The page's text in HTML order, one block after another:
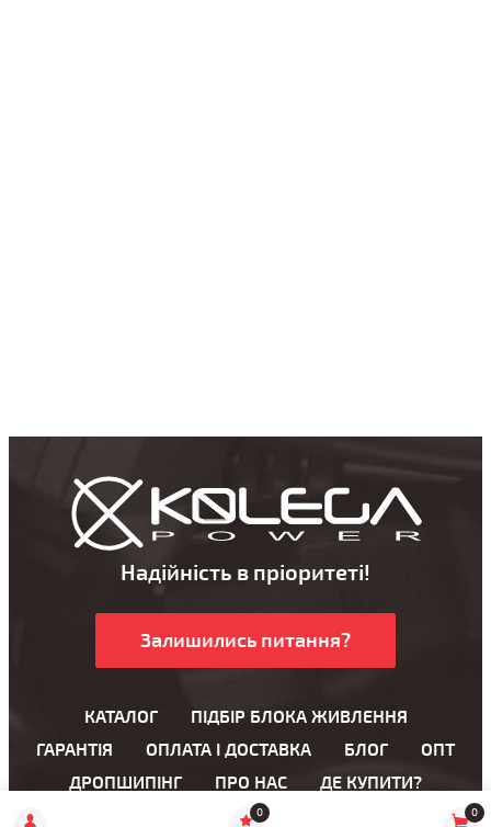
0 0
Надійність в пріоритеті!
Залишились питання?
КАТАЛОГ
ПІДБІР БЛОКА ЖИВЛЕННЯ
ГАРАНТІЯ
ОПЛАТА І ДОСТАВКА БЛОГ
ОПТ
ДРОПШИПІНГ
ПРО НАС ДЕ КУПИТИ?